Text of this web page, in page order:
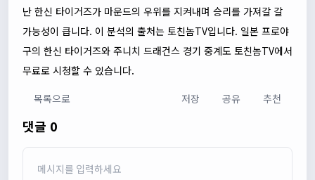
난 한신 타이거즈가 마운드의 우위를 지켜내며 승리를 가져갈 갈
가능성이 큽니다. 이 분석의 출처는 토친놈TV입니다. 일본 프로야
구의 한신 타이거즈와 주니치 드래건스 경기 중계도 토친놈TV에서
무료로 시청할 수 있습니다.
목록으로
저장 공유 추천
댓글 0